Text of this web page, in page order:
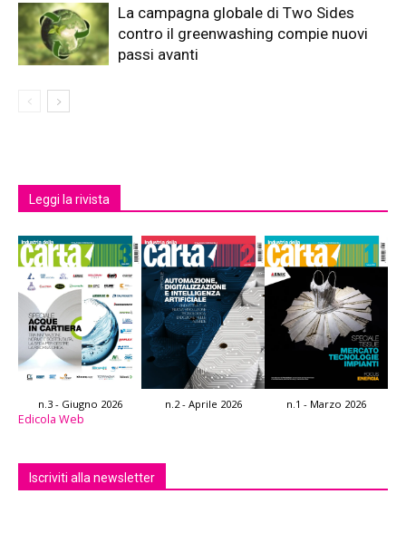
La campagna globale di Two Sides
contro il greenwashing compie nuovi
passi avanti
Leggi la rivista
n.3 - Giugno 2026 n.2 - Aprile 2026 n.1 - Marzo 2026
Edicola Web
Iscriviti alla newsletter